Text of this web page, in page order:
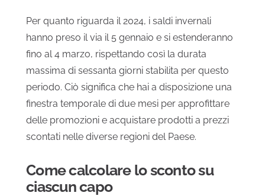
Per quanto riguarda il 2024, i saldi invernali
hanno preso il via il 5 gennaio e si estenderanno
fino al 4 marzo, rispettando così la durata
massima di sessanta giorni stabilita per questo
periodo. Ciò significa che hai a disposizione una
finestra temporale di due mesi per approfittare
delle promozioni e acquistare prodotti a prezzi
scontati nelle diverse regioni del Paese.
Come calcolare lo sconto su
ciascun capo